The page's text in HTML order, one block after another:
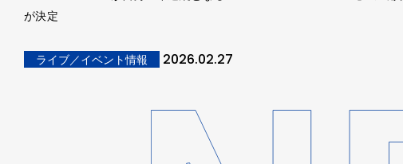
が決定
ライブ／イベント情報 2026.02.27